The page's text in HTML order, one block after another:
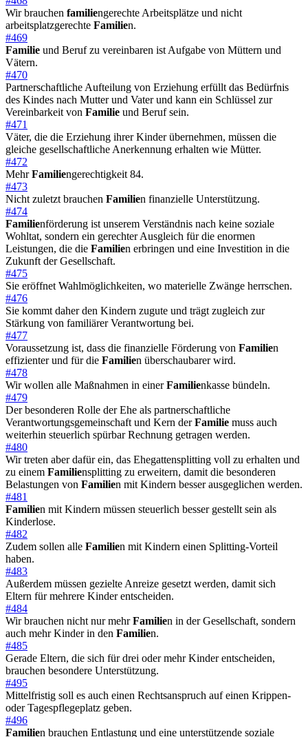
Wir brauchen familiengerechte Arbeitsplätze und nicht
arbeitsplatzgerechte Familien.
#469
Familie und Beruf zu vereinbaren ist Aufgabe von Müttern und
Vätern.
#470
Partnerschaftliche Aufteilung von Erziehung erfüllt das Bedürfnis
des Kindes nach Mutter und Vater und kann ein Schlüssel zur
Vereinbarkeit von Familie und Beruf sein.
#471
Väter, die die Erziehung ihrer Kinder übernehmen, müssen die
gleiche gesellschaftliche Anerkennung erhalten wie Mütter.
#472
MehrFamiliengerechtigkeit 84.
#473
Nicht zuletzt brauchen Familien finanzielle Unterstützung.
#474
Familienförderung ist unserem Verständnis nach keine soziale
Wohltat, sondern ein gerechter Ausgleich für die enormen
Leistungen, die die Familien erbringen und eine Investition in die
Zukunft der Gesellschaft.
#475
Sie eröffnet Wahlmöglichkeiten, wo materielle Zwänge herrschen.
#476
Sie kommt daher den Kindern zugute und trägt zugleich zur
Stärkung von familiärer Verantwortung bei.
#477
Voraussetzung ist, dass die finanzielle Förderung von Familien
effizienter und für die Familien überschaubarer wird.
#478
Wir wollen alle Maßnahmen in einerFamilienkasse bündeln.
#479
Der besonderen Rolle der Ehe als partnerschaftliche
Verantwortungsgemeinschaft und Kern derFamilie muss auch
weiterhin steuerlich spürbar Rechnung getragen werden.
#480
Wir treten aber dafür ein, das Ehegattensplitting voll zu erhalten und
zu einem Familiensplitting zu erweitern, damit die besonderen
Belastungen von Familien mit Kindern besser ausgeglichen werden.
#481
Familien mit Kindern müssen steuerlich besser gestellt sein als
Kinderlose.
#482
Zudem sollen alle Familien mit Kindern einen Splitting-Vorteil
haben.
#483
Außerdem müssen gezielte Anreize gesetzt werden, damit sich
Eltern für mehrere Kinder entscheiden.
#484
Wir brauchen nicht nur mehrFamilien in der Gesellschaft, sondern
auch mehr Kinder in den Familien.
#485
Gerade Eltern, die sich für drei oder mehr Kinder entscheiden,
brauchen besondere Unterstützung.
#495
Mittelfristig soll es auch einen Rechtsanspruch auf einen Krippen-
oder Tagespflegeplatz geben.
#496
Familien brauchen Entlastung und eine unterstützende soziale